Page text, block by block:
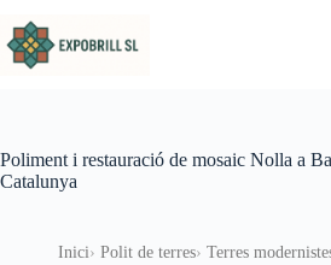
Poliment i restauració de mosaic Nolla a
Catalunya
Inici Polit de terres
Terres